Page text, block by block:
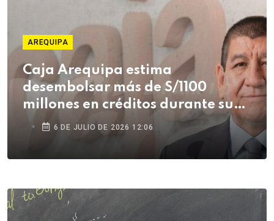
AREQUIPA
Caja Arequipa estima
desembolsar más de S/1100
millones en créditos durante su
campaña de Fiestas Patrias
6 DE JULIO DE 2026 12:06